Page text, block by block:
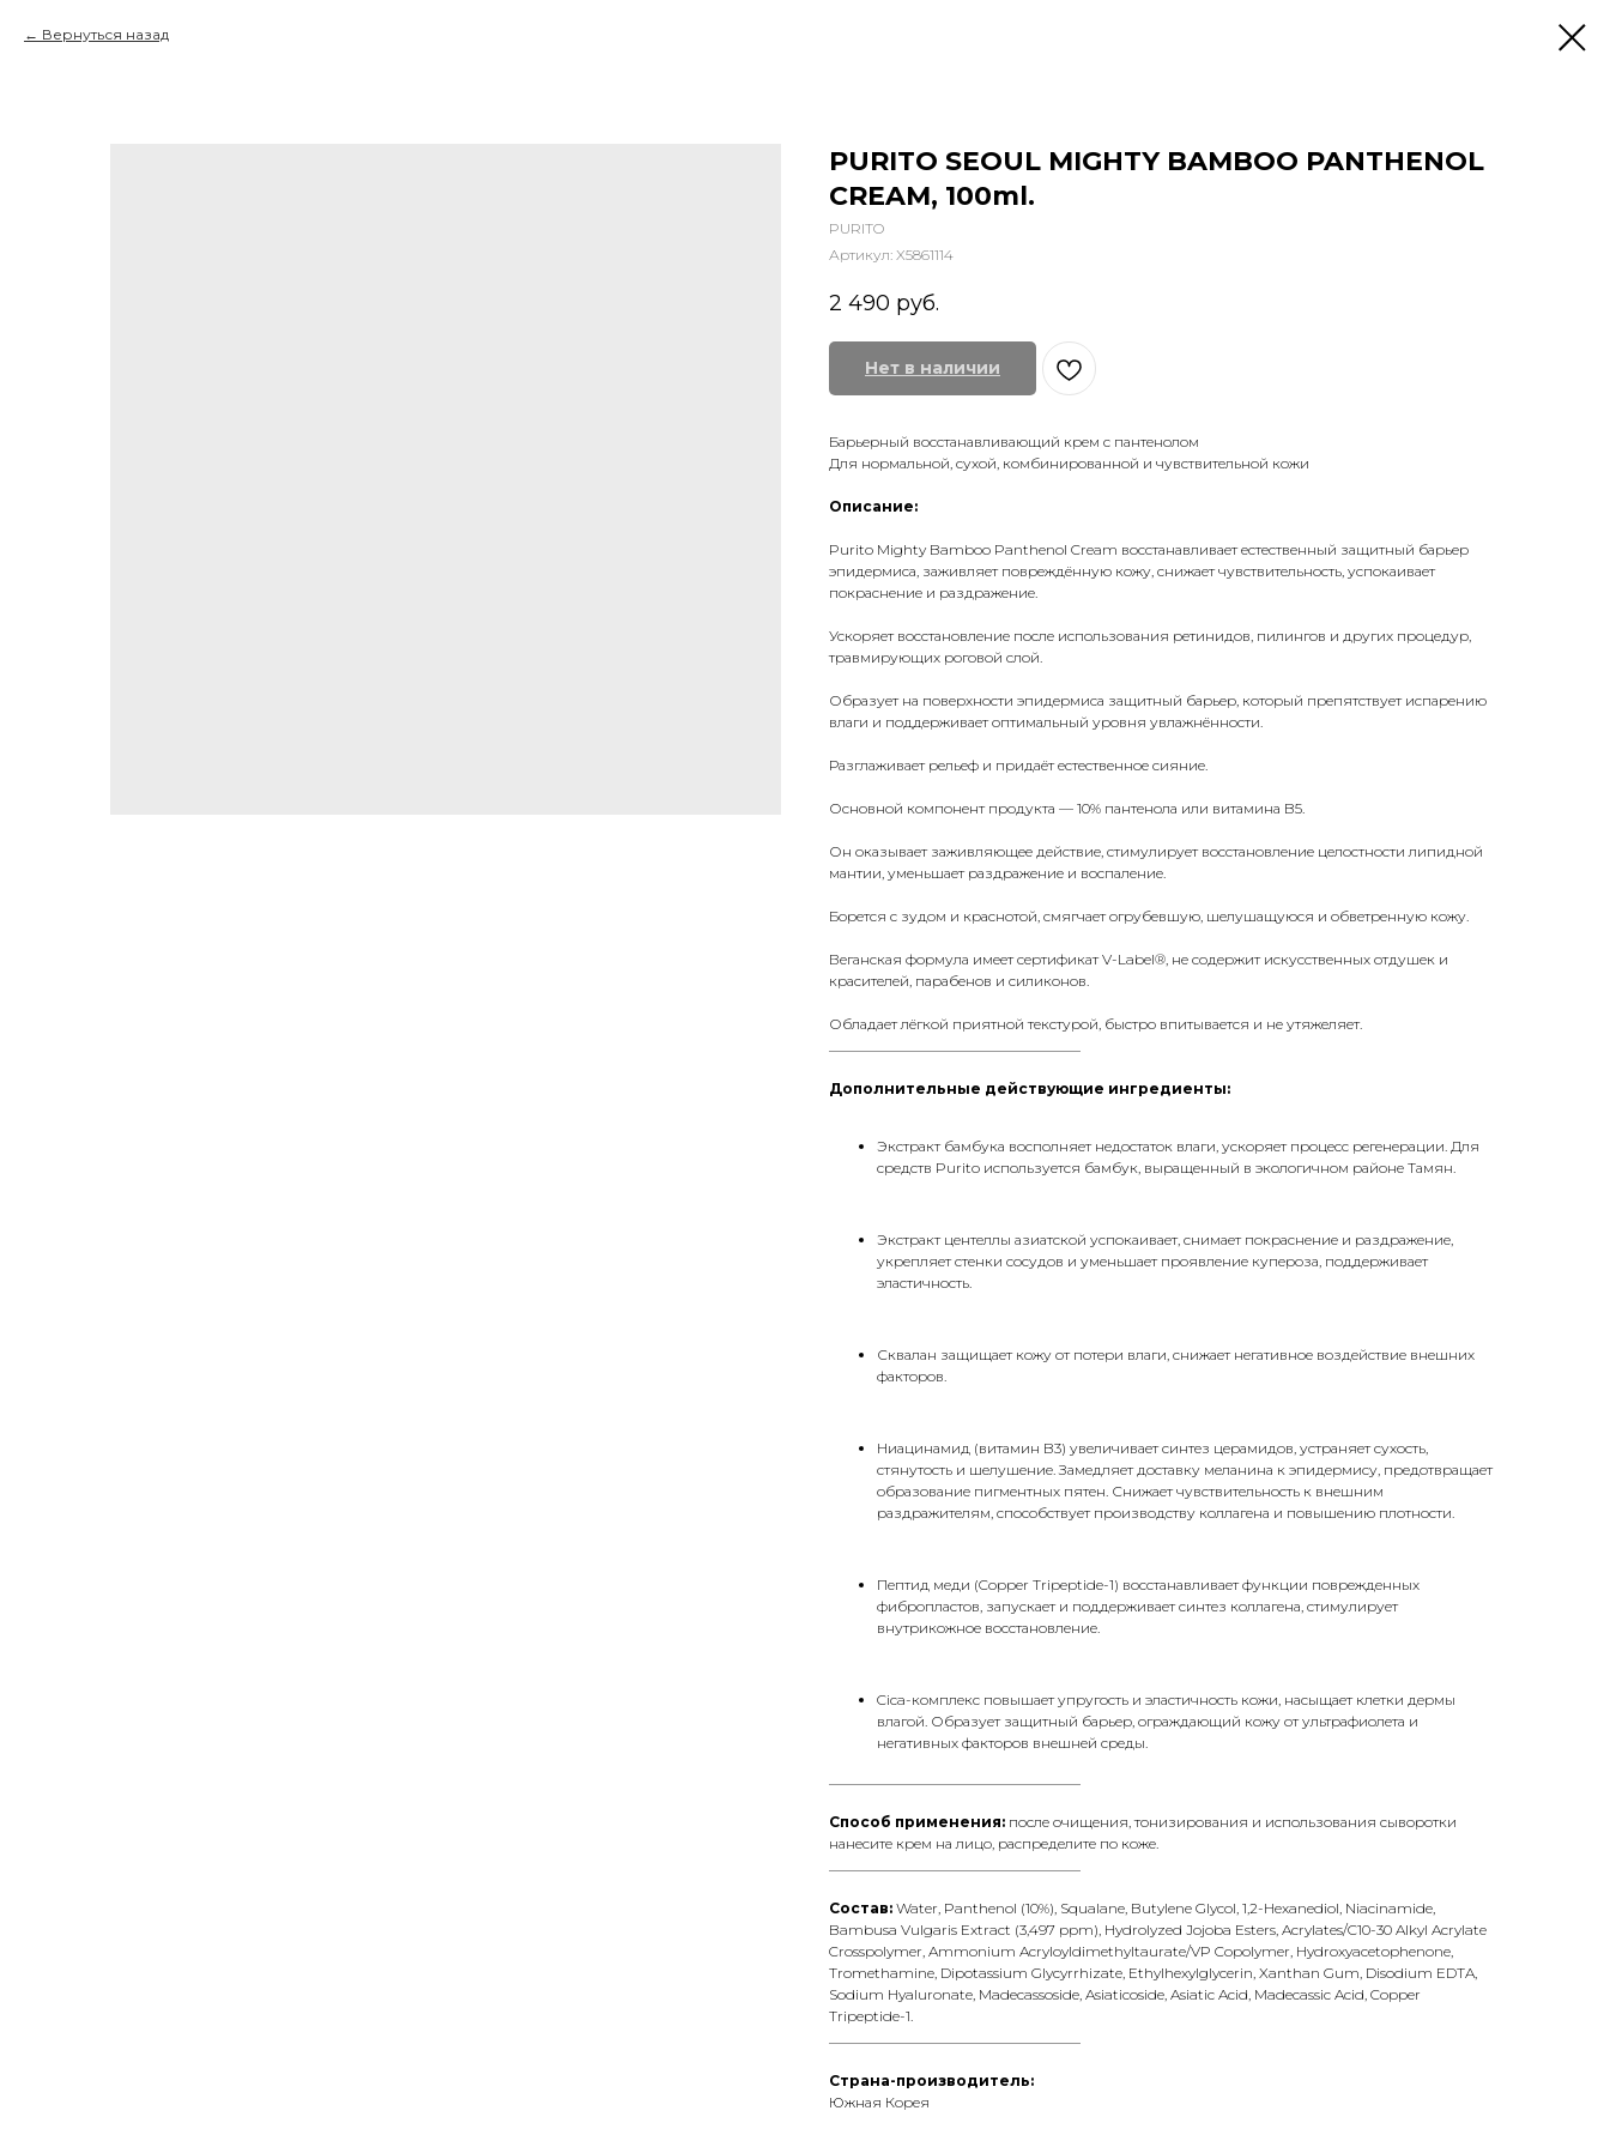
Вернуться назад
PURITO SEOUL MIGHTY BAMBOO PANTHENOL
CREAM, 100ml.
PURITO
Артикул: X5861114
2 490 руб.
Нет в наличии
Барьерный восстанавливающий крем с пантенолом
Для нормальной, сухой, комбинированной и чувствительной кожи
Описание:
Purito Mighty Bamboo Panthenol Cream восстанавливает естественный защитный барьер
эпидермиса, заживляет повреждённую кожу, снижает чувствительность, успокаивает
покраснение и раздражение.
Ускоряет восстановление после использования ретинидов, пилингов и других процедур,
травмирующих роговой слой.
Образует на поверхности эпидермиса защитный барьер, который препятствует испарению
влаги и поддерживает оптимальный уровня увлажнённости.
Разглаживает рельеф и придаёт естественное сияние.
Основной компонент продукта — 10% пантенола или витамина B5.
Он оказывает заживляющее действие, стимулирует восстановление целостности липидной
мантии, уменьшает раздражение и воспаление.
Борется с зудом и краснотой, смягчает огрубевшую, шелушащуюся и обветренную кожу.
Веганская формула имеет сертификат V-Label®, не содержит искусственных отдушек и
красителей, парабенов и силиконов.
Обладает лёгкой приятной текстурой, быстро впитывается и не утяжеляет.
Дополнительные действующие ингредиенты:
Экстракт бамбука восполняет недостаток влаги, ускоряет процесс регенерации. Для
средств Purito используется бамбук, выращенный в экологичном районе Тамян.
Экстракт центеллы азиатской успокаивает, снимает покраснение и раздражение,
укрепляет стенки сосудов и уменьшает проявление купероза, поддерживает
эластичность.
Сквалан защищает кожу от потери влаги, снижает негативное воздействие внешних
факторов.
Ниацинамид (витамин B3) увеличивает синтез церамидов, устраняет сухость,
стянутость и шелушение. Замедляет доставку меланина к эпидермису, предотвращает
образование пигментных пятен. Снижает чувствительность к внешним
раздражителям, способствует производству коллагена и повышению плотности.
Пептид меди (Copper Tripeptide-1) восстанавливает функции поврежденных
фибропластов, запускает и поддерживает синтез коллагена, стимулирует
внутрикожное восстановление.
Cica-комплекс повышает упругость и эластичность кожи, насыщает клетки дермы
влагой. Образует защитный барьер, ограждающий кожу от ультрафиолета и
негативных факторов внешней среды.
Способ применения: после очищения, тонизирования и использования сыворотки
нанесите крем на лицо, распределите по коже.
Состав: Water, Panthenol (10%), Squalane, Butylene Glycol, 1,2-Hexanediol, Niacinamide,
Bambusa Vulgaris Extract (3,497 ppm), Hydrolyzed Jojoba Esters, Acrylates/C10-30 Alkyl Acrylate
Crosspolymer, Ammonium Acryloyldimethyltaurate/VP Copolymer, Hydroxyacetophenone,
Tromethamine, Dipotassium Glycyrrhizate, Ethylhexylglycerin, Xanthan Gum, Disodium EDTA,
Sodium Hyaluronate, Madecassoside, Asiaticoside, Asiatic Acid, Madecassic Acid, Copper
Tripeptide-1.
Страна-производитель:
Южная Корея